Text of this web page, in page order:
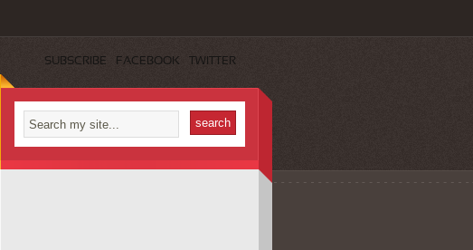
SUBSCRIBE FACEBOOK TWITTER